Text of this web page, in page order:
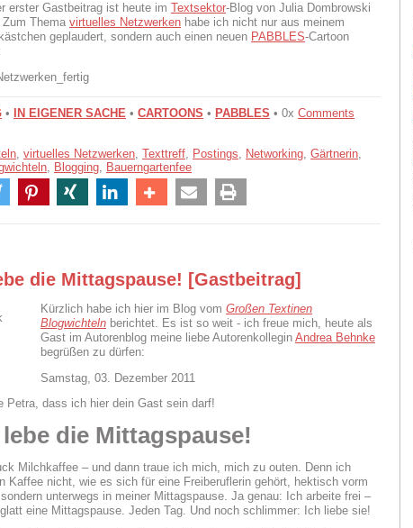
erster Gastbeitrag ist heute im Textsektor-Blog von Julia Dombrowski
Thema virtuelles Netzwerken habe ich nicht nur aus meinem
geplaudert, sondern auch einen neuen PABBLES-Cartoon
• IN EIGENER SACHE • CARTOONS • PABBLES • 0x Comments
, virtuelles Netzwerken, Texttreff, Postings, Networking, Gärtnerin,
, Blogging, Bauerngartenfee
die Mittagspause! [Gastbeitrag]
Kürzlich habe ich hier im Blog vom Großen Textinen
Blogwichteln berichtet. Es ist so weit - ich freue mich, heute als
Gast im Autorenblog meine liebe Autorenkollegin Andrea Behnke
begrüßen zu dürfen:
Samstag, 03. Dezember 2011
Petra, dass ich hier dein Gast sein darf!
die Mittagspause!
Milchkaffee – und dann traue ich mich, mich zu outen. Denn ich
Kaffee nicht, wie es sich für eine Freiberuflerin gehört, hektisch vorm
unterwegs in meiner Mittagspause. Ja genau: Ich arbeite frei –
eine Mittagspause. Jeden Tag. Und noch schlimmer: Ich liebe sie!